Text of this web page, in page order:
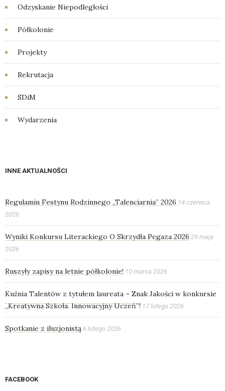
Odzyskanie Niepodległości
Półkolonie
Projekty
Rekrutacja
SDiM
Wydarzenia
INNE AKTUALNOŚCI
Regulamin Festynu Rodzinnego „Talenciarnia” 2026 14 czerwca
2026
Wyniki Konkursu Literackiego O Skrzydła Pegaza 2026 29 maja
2026
Ruszyły zapisy na letnie półkolonie! 10 marca 2026
Kuźnia Talentów z tytułem laureata – Znak Jakości w konkursie
„Kreatywna Szkoła. Innowacyjny Uczeń”! 17 lutego 2026
Spotkanie z iluzjonistą 6 lutego 2026
FACEBOOK